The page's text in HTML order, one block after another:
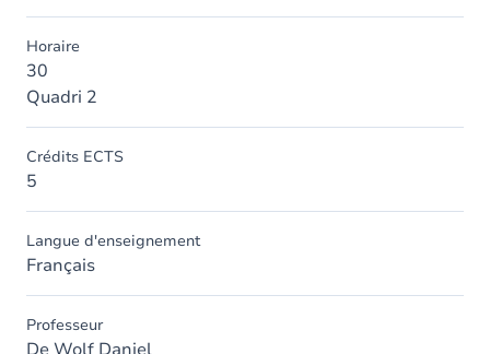
Horaire
30
Quadri 2
Crédits ECTS
5
Langue d'enseignement
Français
Professeur